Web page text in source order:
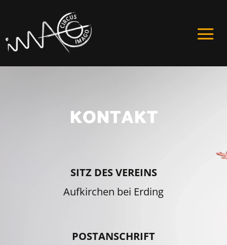
KONTAKT
SITZ DES VEREINS
Aufkirchen bei Erding
POSTANSCHRIFT